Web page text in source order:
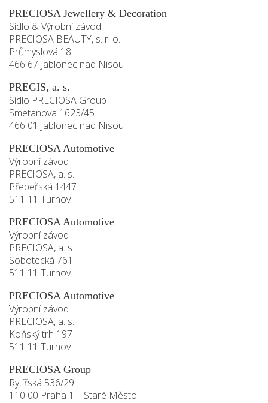
PRECIOSA Jewellery & Decoration
Sídlo & Výrobní závod
PRECIOSA BEAUTY, s. r. o.
Průmyslová 18
466 67 Jablonec nad Nisou
PREGIS, a. s.
Sídlo PRECIOSA Group
Smetanova 1623/45
466 01 Jablonec nad Nisou
PRECIOSA Automotive
Výrobní závod
PRECIOSA, a. s.
Přepeřská 1447
511 11 Turnov
PRECIOSA Automotive
Výrobní závod
PRECIOSA, a. s.
Sobotecká 761
511 11 Turnov
PRECIOSA Automotive
Výrobní závod
PRECIOSA, a. s.
Koňský trh 197
511 11 Turnov
PRECIOSA Group
Rytířská 536/29
110 00 Praha 1 – Staré Město